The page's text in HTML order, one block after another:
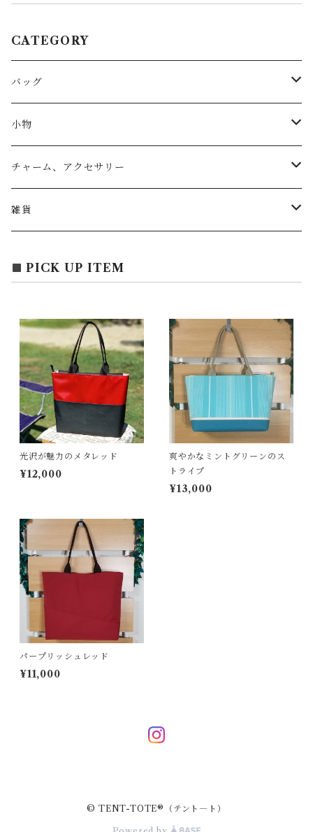
CATEGORY
バッグ
トートバッグ
リュック
ショルダー
２wayバッグ
バッグインバッグ
ポーチバッグ
ボディバッグ
ポシェット
小物
小物入れ
チャーム、アクセサリー
バッグチャーム
雑貨
ガーランド
キーホルダー
ペンケース
クリスマスツリー
タペストリー
PICK UP ITEM
光沢が魅力のメタレッド
¥12,000
爽やかなミントグリーンのス
トライプ
¥13,000
パープリッシュレッド
¥11,000
© TENT-TOTE®（テント―ト）